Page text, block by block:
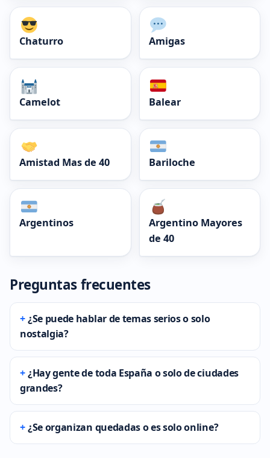
Chaturro Amigas
Camelot Balear
Amistad Mas de 40 Bariloche
Argentinos
Argentino Mayores
de 40
Preguntas frecuentes
¿Se puede hablar de temas serios o solo
nostalgia?
¿Hay gente de toda España o solo de ciudades
grandes?
¿Se organizan quedadas o es solo online?